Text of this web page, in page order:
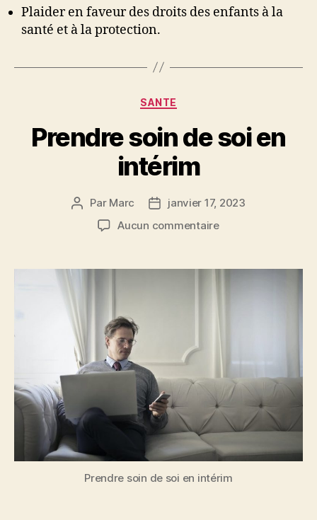
Plaider en faveur des droits des enfants à la
santé et à la protection.
Catégories
SANTE
Prendre soin de soi en
intérim
Auteur
l’article
Par Marc
Datejanvier 17, 2023
Aucun commentairesur
de
Prendre soin de soi en intérim